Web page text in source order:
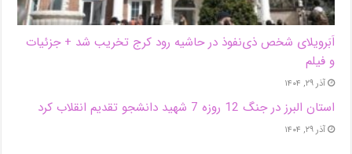
اَبَر‌ویلای شخص ذی‌نفوذ در حاشیه‌ رود کرج تخریب شد + جزئیات
و فیلم
آذر ۲۹, ۱۴۰۴
استان البرز در جنگ 12 روزه 7 شهید دانشجو تقدیم انقلاب کرد
آذر ۲۹, ۱۴۰۴